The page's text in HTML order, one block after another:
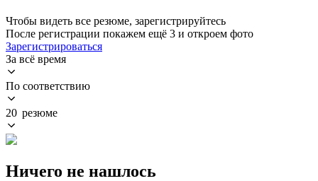
Чтобы видеть все резюме, зарегистрируйтесь
После регистрации покажем ещё 3 и откроем фото
Зарегистрироваться
За всё время
По соответствию
20 резюме
Ничего не нашлось